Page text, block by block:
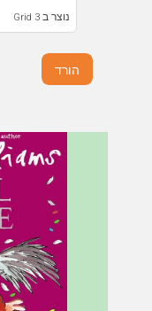
נוצר ב Grid 3
הורד